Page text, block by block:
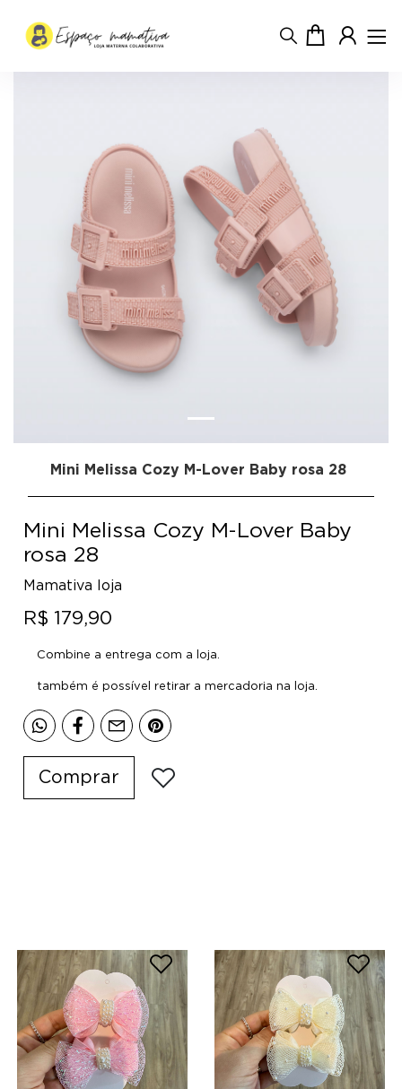
Mini Melissa Cozy M-Lover Baby rosa 28
Mini Melissa Cozy M-Lover Baby
rosa 28
Mamativa loja
R$ 179,90
Combine a entrega com a loja.
também é possível retirar a mercadoria na loja.
Comprar